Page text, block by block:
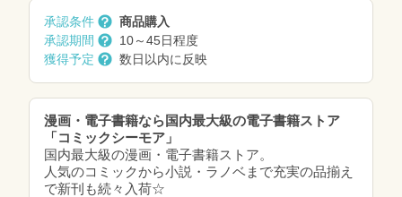
承認条件
商品購入
承認期間
10～45日程度
獲得予定
数日以内に反映
漫画・電子書籍なら国内最大級の電子書籍ストア
「コミックシーモア」
国内最大級の漫画・電子書籍ストア。
人気のコミックから小説・ラノベまで充実の品揃え
で新刊も続々入荷☆